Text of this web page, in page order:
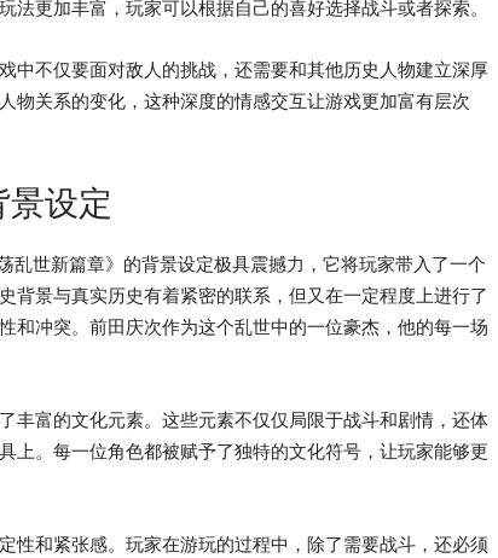
更加丰富，玩家可以根据自己的喜好选择战斗或者探索。
中不仅要面对敌人的挑战，还需要和其他历史人物建立深厚
物关系的变化，这种深度的情感交互让游戏更加富有层次
设定
乱世新篇章》的背景设定极具震撼力，它将玩家带入了一个
背景与真实历史有着紧密的联系，但又在一定程度上进行了
和冲突。前田庆次作为这个乱世中的一位豪杰，他的每一场
丰富的文化元素。这些元素不仅仅局限于战斗和剧情，还体
上。每一位角色都被赋予了独特的文化符号，让玩家能够更
性和紧张感。玩家在游玩的过程中，除了需要战斗，还必须